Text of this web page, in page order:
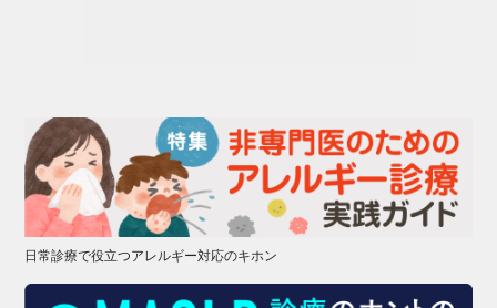
日常診療で役立つアレルギー対応のキホン